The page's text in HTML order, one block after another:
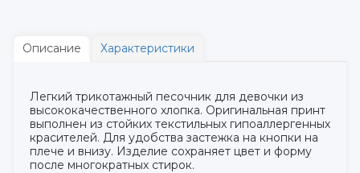
Описание Характеристики
Легкий трикотажный песочник для девочки из
высококачественного хлопка. Оригинальная принт
выполнен из стойких текстильных гипоаллергенных
красителей. Для удобства застежка на кнопки на
плече и внизу. Изделие сохраняет цвет и форму
после многократных стирок.